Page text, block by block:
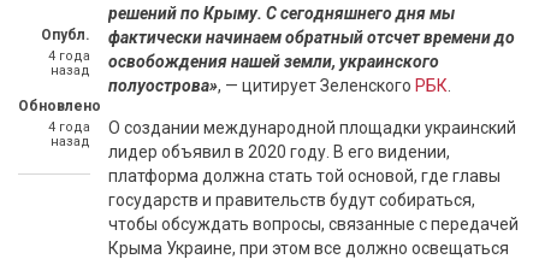
Опубл.
4 года
назад
Обновлено
4 года
назад
решений по Крыму. С сегодняшнего дня мы
фактически начинаем обратный отсчет времени до
освобождения нашей земли, украинского
полуострова», — цитирует Зеленского РБК
О создании международной площадки украинский
лидер объявил в 2020 году. В его видении,
платформа должна стать той основой, где главы
государств и правительств будут собираться,
чтобы обсуждать вопросы, связанные с передачей
Крыма Украине, при этом все должно освещаться